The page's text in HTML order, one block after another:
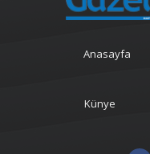
Anasayfa
Künye